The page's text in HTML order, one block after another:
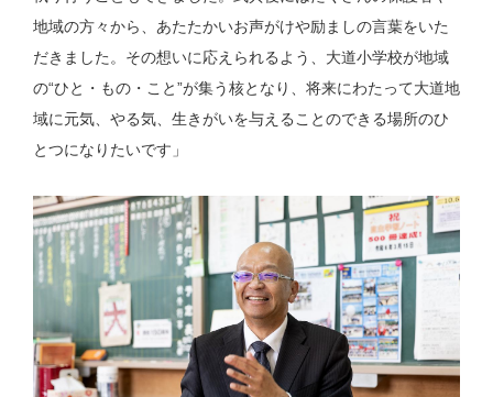
地域の方々から、あたたかいお声がけや励ましの言葉をいた
だきました。その想いに応えられるよう、大道小学校が地域
の“ひと・もの・こと”が集う核となり、将来にわたって大道地
域に元気、やる気、生きがいを与えることのできる場所のひ
とつになりたいです」